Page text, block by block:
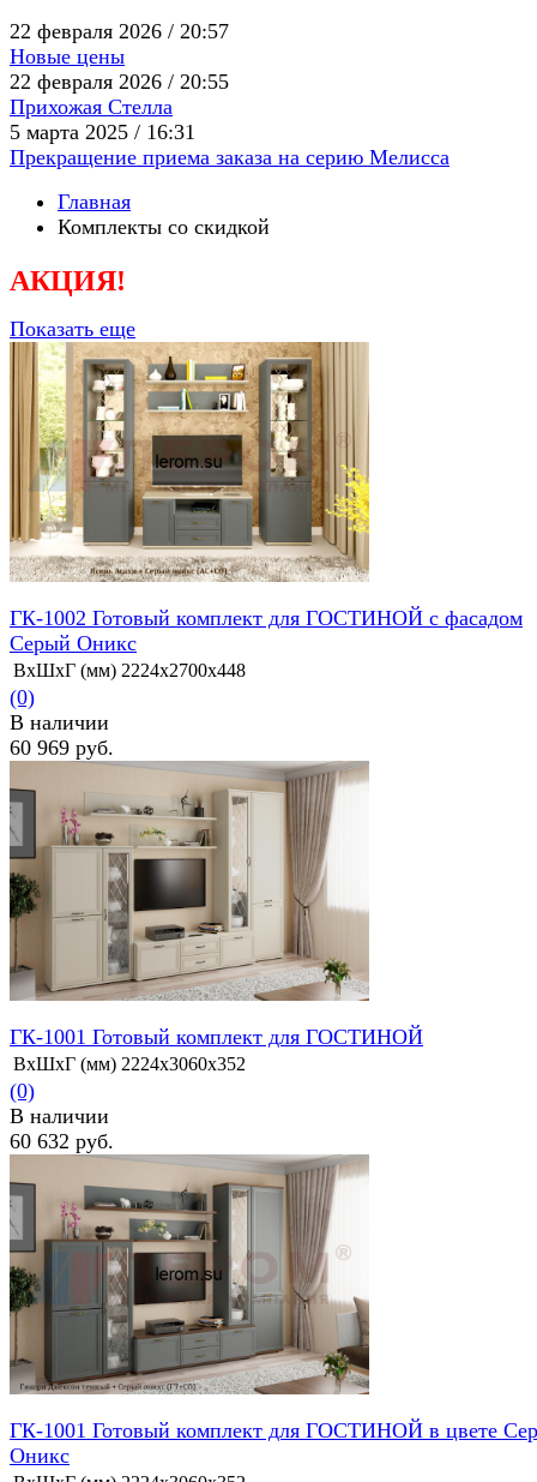
22 февраля 2026 / 20:57
Новые цены
22 февраля 2026 / 20:55
Прихожая Стелла
5 марта 2025 / 16:31
Прекращение приема заказа на серию Мелисса
Главная
Комплекты со скидкой
АКЦИЯ!
Показать еще
избранное сравнить
ГК-1002 Готовый комплект для ГОСТИНОЙ с фасадом
Серый Оникс
ВхШхГ (мм) 2224х2700х448
(0)
В наличии
60 969 руб.
избранное сравнить
ГК-1001 Готовый комплект для ГОСТИНОЙ
ВхШхГ (мм) 2224х3060х352
(0)
В наличии
60 632 руб.
ГК-1001 Готовый комплект для ГОСТИНОЙ в цвете
Оникс